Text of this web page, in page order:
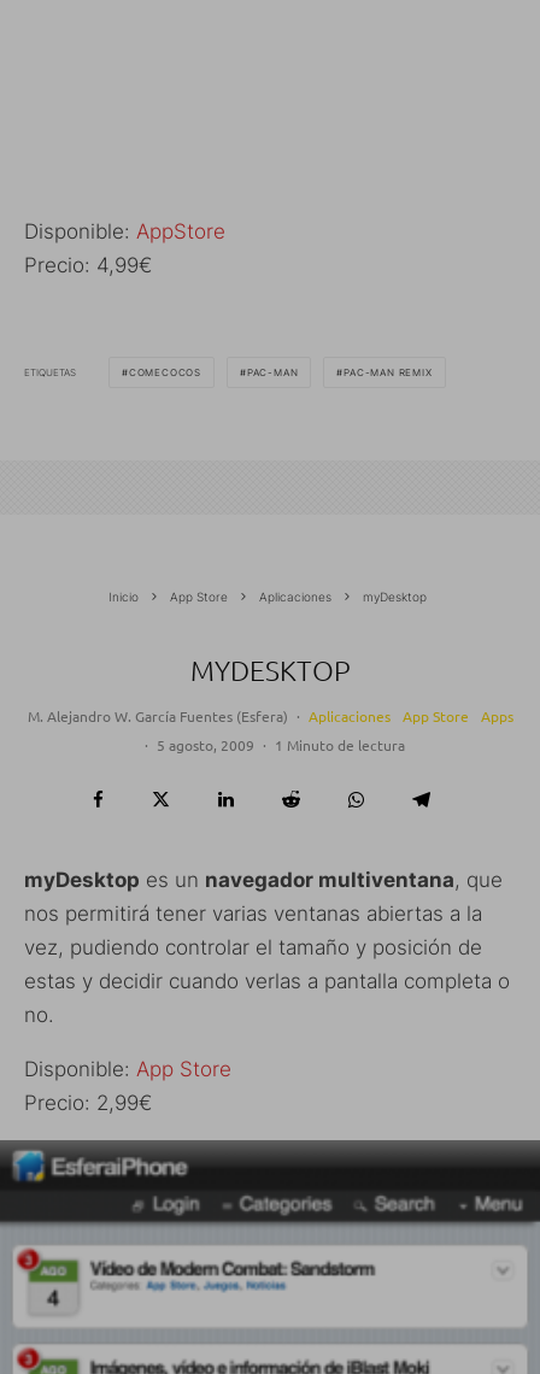
Disponible: AppStore
Precio: 4,99€
ETIQUETAS COMECOCOS PAC-MAN PAC-MAN REMIX
Inicio App Store Aplicaciones myDesktop
MYDESKTOP
M. Alejandro W. García Fuentes (Esfera) · Aplicaciones App Store
Apps
· 5 agosto, 2009 · 1 Minuto de lectura
myDesktop es un navegador multiventana, que
nos permitirá tener varias ventanas abiertas a la
vez, pudiendo controlar el tamaño y posición de
estas y decidir cuando verlas a pantalla completa o
no.
Disponible: App Store
Precio: 2,99€